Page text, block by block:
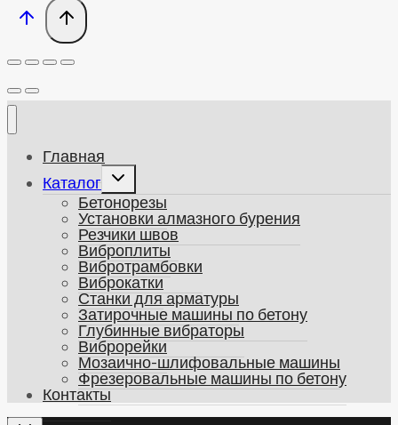
Главная
Каталог
Развернуть
дочернее
меню
Бетонорезы
Установки алмазного бурения
Резчики швов
Виброплиты
Вибротрамбовки
Виброкатки
Станки для арматуры
Затирочные машины по бетону
Глубинные вибраторы
Виброрейки
Мозаично-шлифовальные машины
Фрезеровальные машины по бетону
Контакты